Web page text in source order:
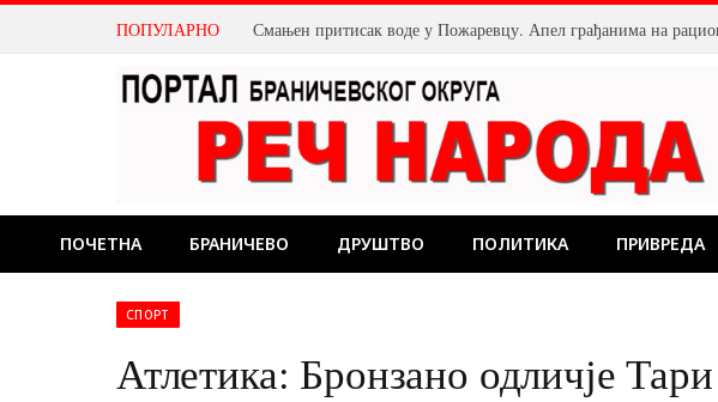
ПОПУЛАРНО
ПОЧЕТНА БРАНИЧЕВО ДРУШТВО ПОЛИТИКА ПРИВРЕДА
СПОРТ
Атлетика: Бронзано одличје